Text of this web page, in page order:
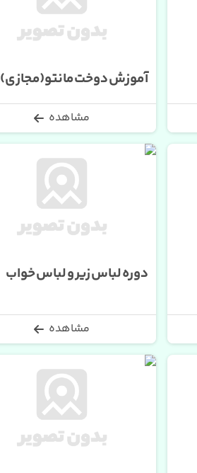
آموزش دوخت مانتو(مجازی)
مشاهده
دوره لباس زیر و لباس خواب
مشاهده